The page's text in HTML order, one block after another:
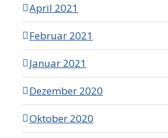
April 2021
Februar 2021
Januar 2021
Dezember 2020
Oktober 2020